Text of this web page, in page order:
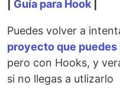
Guía para Hook
Puedes volver a
proyecto que
pero con Hooks, y
si no llegas a utlizarlo